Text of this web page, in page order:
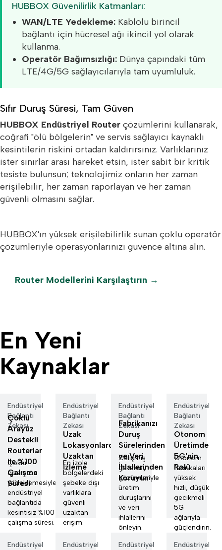
HUBBOX Güvenilirlik Katmanları:
WAN/LTE Yedekleme: Kablolu birincil
bağlantı için hücresel ağı ikincil yol olarak
kullanma.
Operatör Bağımsızlığı: Dünya çapındaki tüm
LTE/4G/5G sağlayıcılarıyla tam uyumluluk.
Sıfır Duruş Süresi, Tam Güven
HUBBOX Endüstriyel Router çözümlerini kullanarak,
coğrafi "ölü bölgelerin" ve servis sağlayıcı kaynaklı
kesintilerin riskini ortadan kaldırırsınız. Varlıklarınız
ister sınırlar arası hareket etsin, ister sabit bir kritik
tesiste bulunsun; teknolojimiz onların her zaman
erişilebilir, her zaman raporlayan ve her zaman
güvenli olmasını sağlar.
HUBBOX'ın yüksek erişilebilirlik sunan çoklu operatör
çözümleriyle operasyonlarınızı güvence altına alın.
Router Modellerini Karşılaştırın →
En Yeni
Kaynaklar
Endüstriyel
Bağlantı
Zekası
Çoklu
Arayüz
Destekli
Routerlar
ile %100
Çalışma
Süresi
Çoklu
operatör
yedeklemesiyle
endüstriyel
bağlantıda
kesintisiz %100
çalışma süresi.
Endüstriyel
Bağlantı
Zekası
Uzak
Lokasyonlarda
Uzaktan
İzleme
En izole
bölgelerdeki
şebeke dışı
varlıklara
güvenli
uzaktan
erişim.
Endüstriyel
Bağlantı
Zekası
Fabrikanızı
Duruş
Sürelerinden
ve Veri
İhlallerinden
Koruyun
Gelişmiş
gateway
çözümleriyle
üretim
duruşlarını
ve veri
ihlallerini
önleyin.
Endüstriyel
Bağlantı
Zekası
Otonom
Üretimde
5G'nin
Rolü
Otonom
fabrikaları
yüksek
hızlı, düşük
gecikmeli
5G
ağlarıyla
güçlendirin.
Endüstriyel
Endüstriyel
Endüstriyel
Endüstriyel